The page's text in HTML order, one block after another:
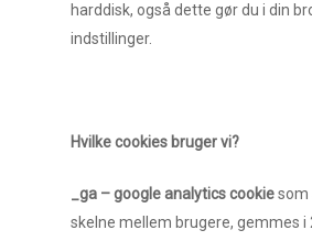
harddisk, også dette gør du i din
indstillinger.
Hvilke cookies bruger vi?
_ga – google analytics cookiesom
skelne mellem brugere, gemmes i